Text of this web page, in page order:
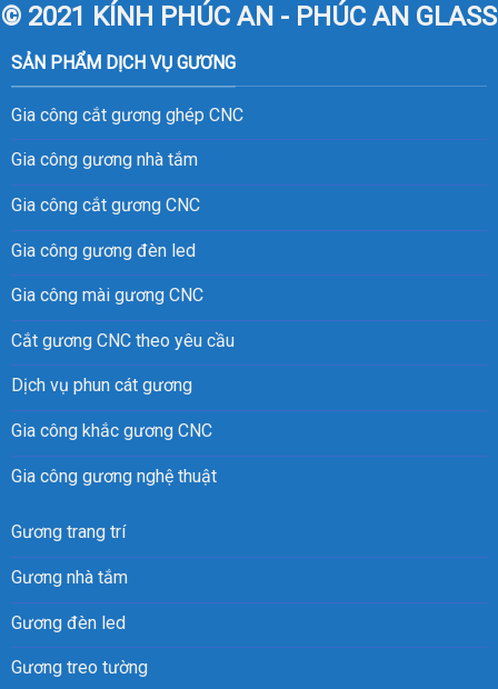
© 2021 KÍNH PHÚC AN - PHÚC AN GLASS
SẢN PHẨM DỊCH VỤ GƯƠNG
Gia công cắt gương ghép CNC
Gia công gương nhà tắm
Gia công cắt gương CNC
Gia công gương đèn led
Gia công mài gương CNC
Cắt gương CNC theo yêu cầu
Dịch vụ phun cát gương
Gia công khắc gương CNC
Gia công gương nghệ thuật
Gương trang trí
Gương nhà tắm
Gương đèn led
Gương treo tường